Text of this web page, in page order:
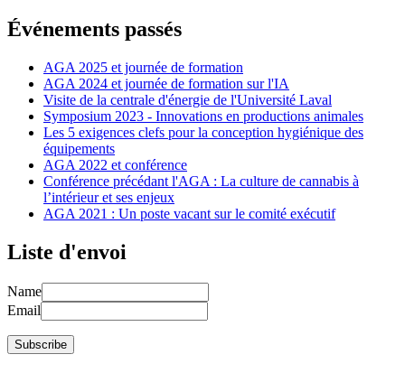
Événements passés
AGA 2025 et journée de formation
AGA 2024 et journée de formation sur l'IA
Visite de la centrale d'énergie de l'Université Laval
Symposium 2023 - Innovations en productions animales
Les 5 exigences clefs pour la conception hygiénique des
équipements
AGA 2022 et conférence
Conférence précédant l'AGA : La culture de cannabis à
l’intérieur et ses enjeux
AGA 2021 : Un poste vacant sur le comité exécutif
Liste d'envoi
Name
Email